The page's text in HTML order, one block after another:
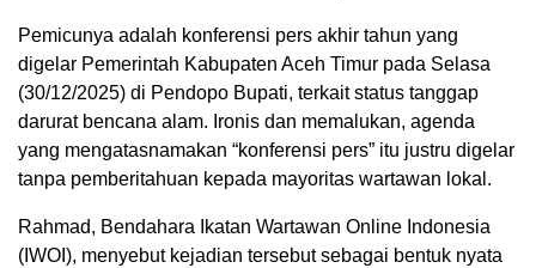
Pemicunya adalah konferensi pers akhir tahun yang
digelar Pemerintah Kabupaten Aceh Timur pada Selasa
(30/12/2025) di Pendopo Bupati, terkait status tanggap
darurat bencana alam. Ironis dan memalukan, agenda
yang mengatasnamakan “konferensi pers” itu justru digelar
tanpa pemberitahuan kepada mayoritas wartawan lokal.
Rahmad, Bendahara Ikatan Wartawan Online Indonesia
(IWOI), menyebut kejadian tersebut sebagai bentuk nyata